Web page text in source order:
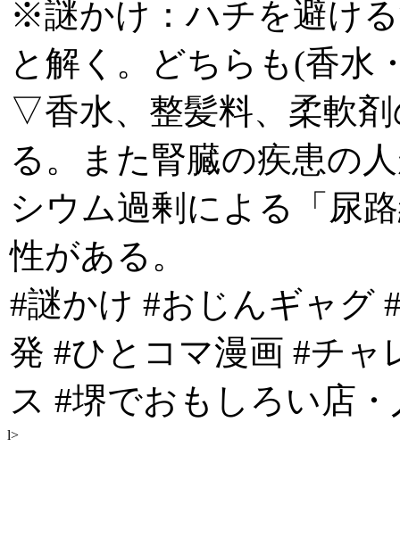
※謎かけ：ハチを避け
と解く。どちらも(香水
▽香水、整髪料、柔軟
る。また腎臓の疾患の
シウム過剰による「尿
性がある。
#謎かけ #おじんギャグ
発 #ひとコマ漫画 #チ
ス #堺でおもしろい店
l>